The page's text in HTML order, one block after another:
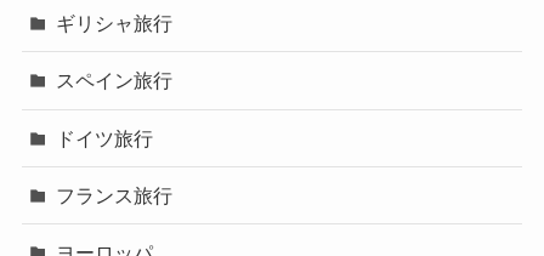
ギリシャ旅行
スペイン旅行
ドイツ旅行
フランス旅行